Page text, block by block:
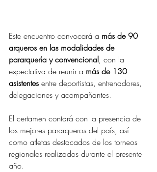
Este encuentro convocará a más de 90
arqueros en las modalidades de
pararquería y convencional, con la
expectativa de reunir a más de 130
asistentes entre deportistas, entrenadores,
delegaciones y acompañantes.
El certamen contará con la presencia de
los mejores pararqueros del país, así
como atletas destacados de los torneos
regionales realizados durante el presente
año.